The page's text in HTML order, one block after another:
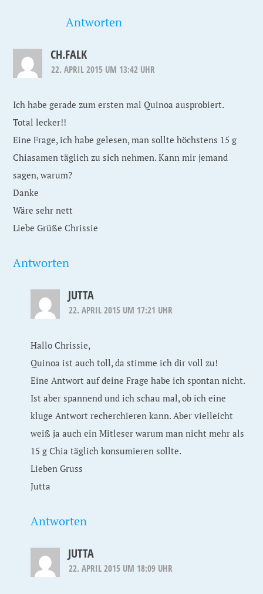
Antworten
CH.FALK
22. APRIL 2015 UM 13:42 UHR
Ich habe gerade zum ersten mal Quinoa ausprobiert.
Total lecker!!
Eine Frage, ich habe gelesen, man sollte höchstens 15 g
Chiasamen täglich zu sich nehmen. Kann mir jemand
sagen, warum?
Danke
Wäre sehr nett
Liebe Grüße Chrissie
Antworten
JUTTA
22. APRIL 2015 UM 17:21 UHR
Hallo Chrissie,
Quinoa ist auch toll, da stimme ich dir voll zu!
Eine Antwort auf deine Frage habe ich spontan nicht.
Ist aber spannend und ich schau mal, ob ich eine
kluge Antwort recherchieren kann. Aber vielleicht
weiß ja auch ein Mitleser warum man nicht mehr als
15 g Chia täglich konsumieren sollte.
Lieben Gruss
Jutta
Antworten
JUTTA
22. APRIL 2015 UM 18:09 UHR